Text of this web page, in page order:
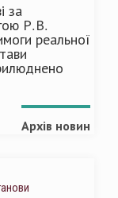
за
Р.В.
реальної
Архів новин